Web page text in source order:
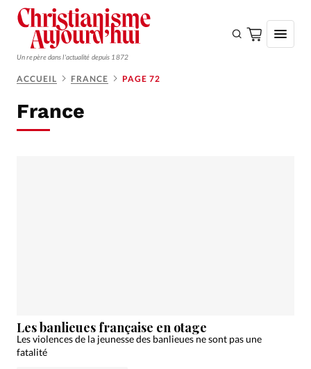
Un repère dans l'actualité depuis 1872
Monde
Devise:CHF
ACCUEIL FRANCE PAGE 72
France
Les banlieues française en otage
Les violences de la jeunesse des banlieues ne sont pas une
fatalité